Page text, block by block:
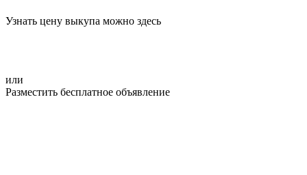
Узнать цену выкупа можно здесь
или
Разместить бесплатное объявление